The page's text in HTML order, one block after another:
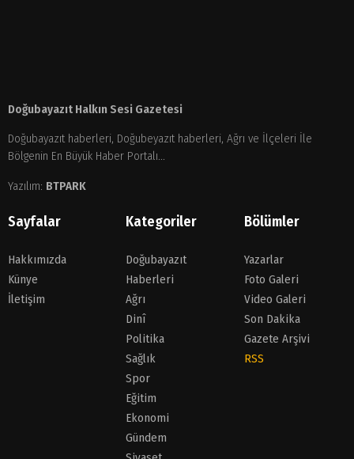
Doğubayazıt Halkın Sesi Gazetesi
Doğubayazıt haberleri, Doğubeyazıt haberleri, Ağrı ve İlçeleri İle
Bölgenin En Büyük Haber Portalı...
Yazılım: BTPARK
Sayfalar
Hakkımızda
Künye
İletişim
Kategoriler
Doğubayazıt
Haberleri
Ağrı
Dinî
Politika
Sağlık
Spor
Eğitim
Ekonomi
Gündem
Bölümler
Yazarlar
Foto Galeri
Video Galeri
Son Dakika
Gazete Arşivi
RSS